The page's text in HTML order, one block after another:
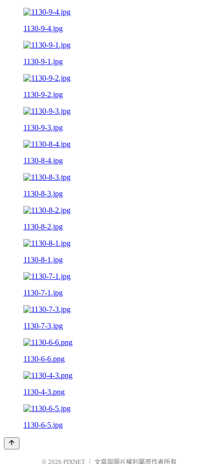
1130-9-4.jpg
1130-9-1.jpg
1130-9-2.jpg
1130-9-3.jpg
1130-8-4.jpg
1130-8-3.jpg
1130-8-2.jpg
1130-8-1.jpg
1130-7-1.jpg
1130-7-3.jpg
1130-6-6.png
1130-4-3.png
1130-6-5.jpg
© 2026 PIXNET 文章與圖片權利屬原作者所有